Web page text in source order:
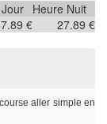
Heure Nuit
€ 27.89 €
aller simple en